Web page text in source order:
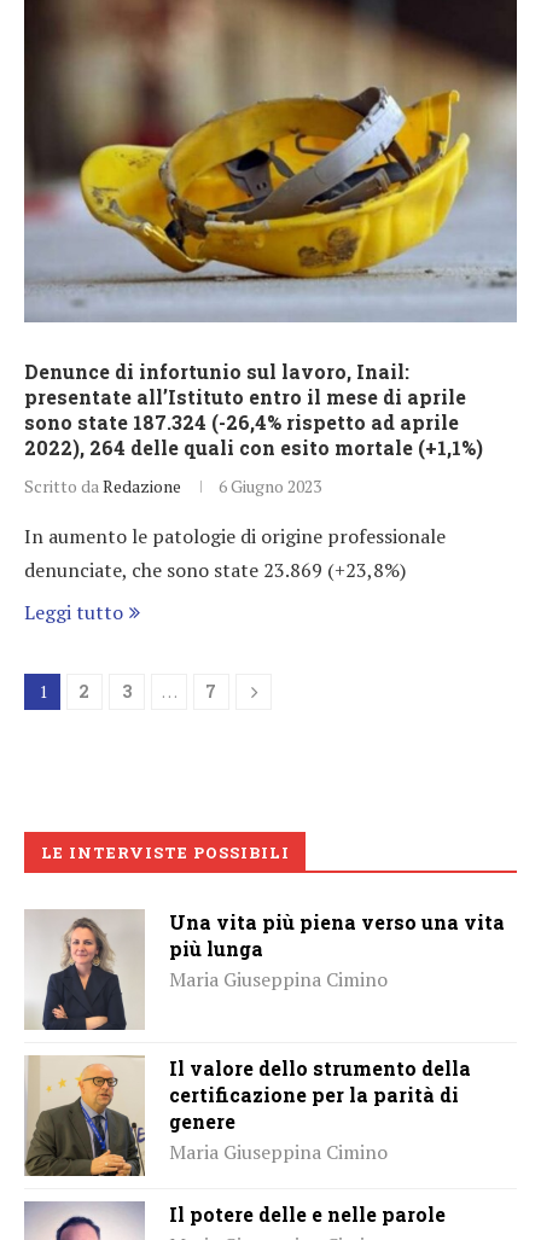
Denunce di infortunio sul lavoro, Inail:
presentate all’Istituto entro il mese di aprile
sono state 187.324 (-26,4% rispetto ad aprile
2022), 264 delle quali con esito mortale (+1,1%)
Scritto da Redazione 6 Giugno 2023
In aumento le patologie di origine professionale
denunciate, che sono state 23.869 (+23,8%)
Leggi tutto
1 2 3 … 7
LE INTERVISTE POSSIBILI
Una vita più piena verso una vita
più lunga
Maria Giuseppina Cimino
Il valore dello strumento della
certificazione per la parità di
genere
Maria Giuseppina Cimino
Il potere delle e nelle parole